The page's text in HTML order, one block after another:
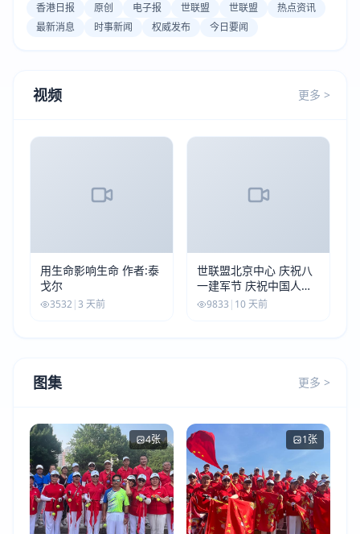
香港日报 原创 电子报 世联盟 世联盟
热点资讯
最新消息
时事新闻 权威发布 今日要闻
视频 更多 >
用生命影响生命 作者:泰
戈尔
3532 |3 天前
世联盟北京中心 庆祝八
一建军节 庆祝中国人民
解放军建军99周年
9833 | 10 天前
图集 更多 >
4张 1张